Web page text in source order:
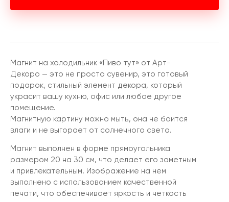
Магнит на холодильник «Пиво тут» от Арт-
Декоро — это не просто сувенир, это готовый
подарок, стильный элемент декора, который
украсит вашу кухню, офис или любое другое
помещение.
Магнитную картину можно мыть, она не боится
влаги и не выгорает от солнечного света.
Магнит выполнен в форме прямоугольника
размером 20 на 30 см, что делает его заметным
и привлекательным. Изображение на нем
выполнено с использованием качественной
печати, что обеспечивает яркость и четкость